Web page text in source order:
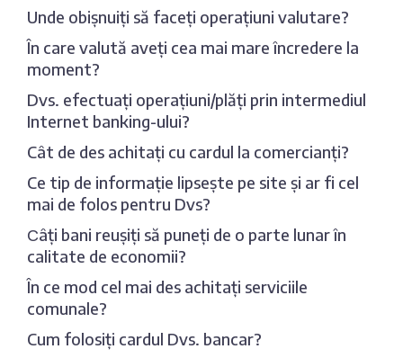
Unde obișnuiți să faceți operațiuni valutare?
În care valută aveți cea mai mare încredere la
moment?
Dvs. efectuați operațiuni/plăți prin intermediul
Internet banking-ului?
Cât de des achitați cu cardul la comercianți?
Ce tip de informație lipsește pe site și ar fi cel
mai de folos pentru Dvs?
Сâți bani reușiți să puneți de o parte lunar în
calitate de economii?
În ce mod cel mai des achitați serviciile
comunale?
Cum folosiți cardul Dvs. bancar?